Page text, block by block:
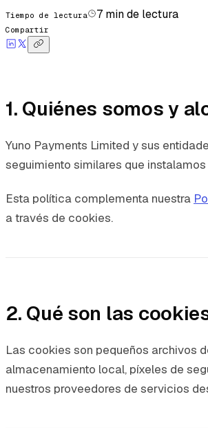
Tiempo de lectura 7 min de lectura
Compartir
1. Quiénes somos y
Yuno Payments Limited y sus
seguimiento similares que
Esta política complementa nuestra
a través de cookies.
2. Qué son las
Las cookies son pequeños archivos
almacenamiento local, píxeles de
nuestros proveedores de servicios